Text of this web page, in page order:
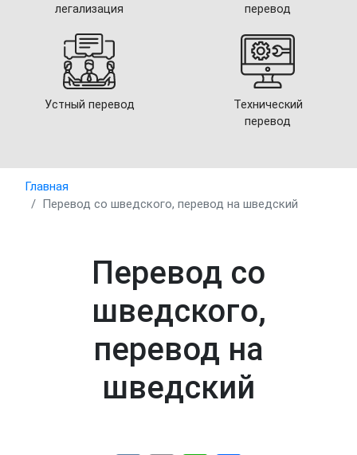
легализация
перевод
Устный перевод
Технический
перевод
Главная
Перевод со шведского, перевод на шведский
Перевод со
шведского,
перевод на
шведский